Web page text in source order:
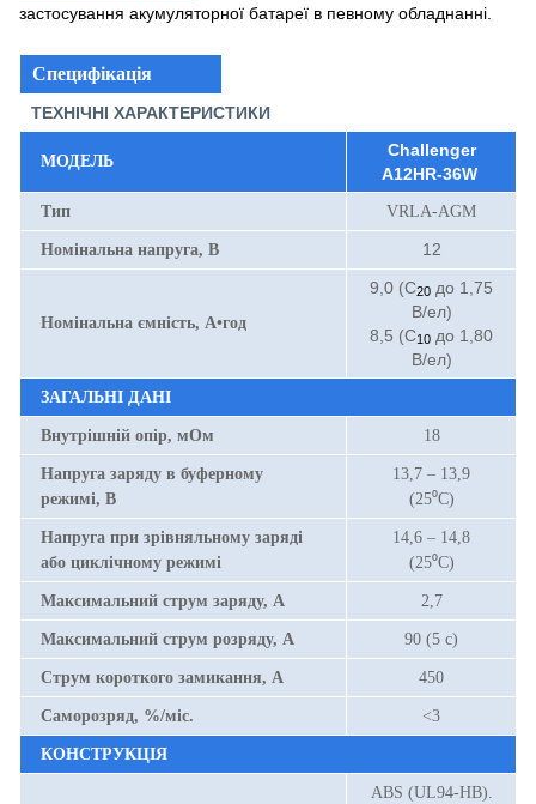
застосування акумуляторної батареї в певному обладнанні.
Специфікація
ТЕХНІЧНІ ХАРАКТЕРИСТИКИ
МОДЕЛЬ
Challenger
A12HR-36W
Тип VRLA-AGM
Номінальна напруга, В 12
Номінальна ємність, А•год
9,0 (С20 до 1,75
В/ел)
8,5 (С10 до 1,80
В/ел)
ЗАГАЛЬНІ ДАНІ
Внутрішній опір, мОм 18
Напруга заряду в буферному
режимі, В
13,7 – 13,9
(25⁰С)
Напруга при зрівняльному заряді
або циклічному режимі
14,6 – 14,8
(25⁰С)
Максимальний струм заряду, А 2,7
Максимальний струм розряду, А 90 (5 с)
Струм короткого замикання, А 450
Саморозряд, %/міс. <3
КОНСТРУКЦІЯ
ABS (UL94-HB).